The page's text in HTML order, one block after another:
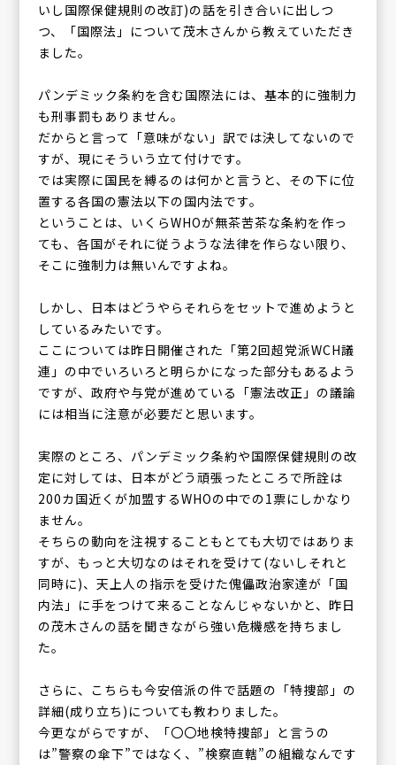
いし国際保健規則の改訂)の話を引き合いに出しつ
つ、「国際法」について茂木さんから教えていただき
ました。
パンデミック条約を含む国際法には、基本的に強制力
も刑事罰もありません。
だからと言って「意味がない」訳では決してないので
すが、現にそういう立て付けです。
では実際に国民を縛るのは何かと言うと、その下に位
置する各国の憲法以下の国内法です。
ということは、いくらWHOが無茶苦茶な条約を作っ
ても、各国がそれに従うような法律を作らない限り、
そこに強制力は無いんですよね。
しかし、日本はどうやらそれらをセットで進めようと
しているみたいです。
ここについては昨日開催された「第2回超党派WCH議
連」の中でいろいろと明らかになった部分もあるよう
ですが、政府や与党が進めている「憲法改正」の議論
には相当に注意が必要だと思います。
実際のところ、パンデミック条約や国際保健規則の改
定に対しては、日本がどう頑張ったところで所詮は
200カ国近くが加盟するWHOの中での1票にしかなり
ません。
そちらの動向を注視することもとても大切ではありま
すが、もっと大切なのはそれを受けて(ないしそれと
同時に)、天上人の指示を受けた傀儡政治家達が「国
内法」に手をつけて来ることなんじゃないかと、昨日
の茂木さんの話を聞きながら強い危機感を持ちまし
た。
さらに、こちらも今安倍派の件で話題の「特捜部」の
詳細(成り立ち)についても教わりました。
今更ながらですが、「〇〇地検特捜部」と言うの
は”警察の傘下”ではなく、”検察直轄”の組織なんです